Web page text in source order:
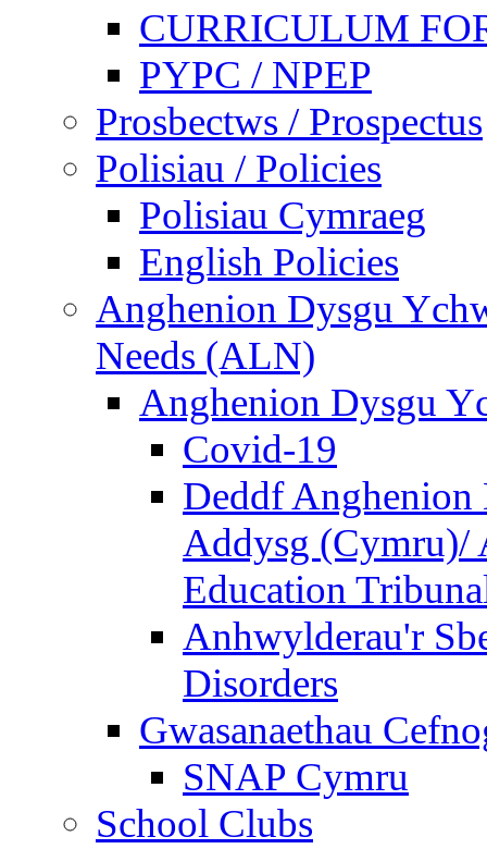
CURRICULUM
PYPC / NPEP
Prosbectws / Prospectus
Polisiau / Policies
Polisiau Cymraeg
English Policies
Anghenion Dysgu
Needs (ALN)
Anghenion Dysgu
Covid-19
Deddf
Addysg (Cymru)/
Education
Anhwylderau'r
Disorders
Gwasanaethau
SNAP Cymru
School Clubs